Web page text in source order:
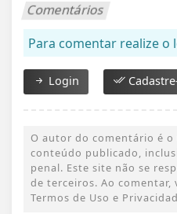
Comentários
Para comentar realize o
Login
O autor do comentário é
conteúdo publicado,
penal. Este site não se
de terceiros. Ao comentar,
Termos de Uso e